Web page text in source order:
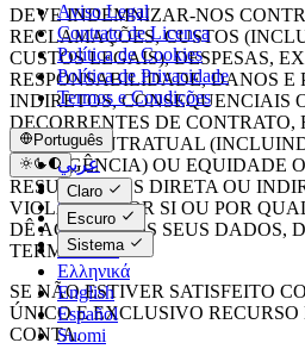
Aviso Legal
Contrato de Licença
Política de Cookies
Política de Privacidade
Termos e Condições
Português
عربي
Català
Čeština
Dansk
Deutsch
Ελληνικά
English
Español
Suomi
Claro
Escuro
Sistema
DEVE INDEMNIZAR-NOS
RECLAMAÇÕES, CUSTOS
CUSTOS LEGAIS), DESPESAS,
RESPONSABILIDADE, DANOS E
INDIRETOS, CONSEQUENCIAIS
DECORRENTES DE
EXTRACONTRATUAL
NEGLIGÊNCIA) OU EQUIDADE
RESULTANTES DIRETA OU
VIOLAÇÃO POR SI OU POR
DÊ ACESSO AOS SEUS DADOS,
TERMOS.
SE NÃO ESTIVER SATISFEITO
ÚNICO E EXCLUSIVO
CONTA.